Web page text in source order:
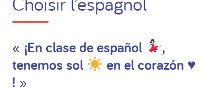
« ¡En clase de español
,
tenemos sol
en el corazón ♥️
! »